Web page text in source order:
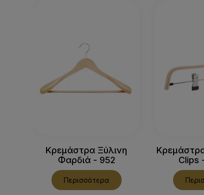
Κρεμάστρα Ξύλινη
Φαρδιά - 952
Περισσότερα
Clips